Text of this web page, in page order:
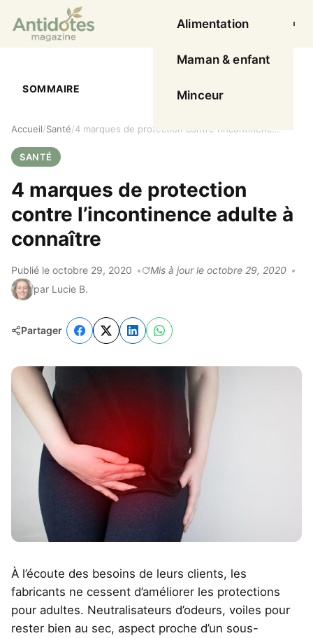
Ouvrir
Alimentation
Maman & enfant
Minceur
Accueil Santé 4 marques de protection contre l’incontinence adulte à connaître
SANTÉ
4 marques de protection
contre l’incontinence adulte à
connaître
Publié le octobre 29, 2020
Mis à jour le octobre 29, 2020
par Lucie B.
Partager
À l’écoute des besoins de leurs clients, les
fabricants ne cessent d’améliorer les protections
pour adultes. Neutralisateurs d’odeurs, voiles pour
rester bien au sec, aspect proche d’un sous-
SOMMAIRE